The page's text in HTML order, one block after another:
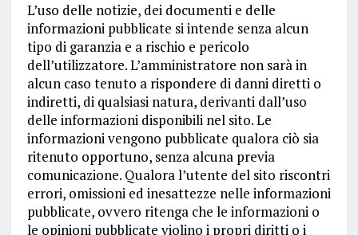
L’uso delle notizie, dei documenti e delle
informazioni pubblicate si intende senza alcun
tipo di garanzia e a rischio e pericolo
dell’utilizzatore. L’amministratore non sarà in
alcun caso tenuto a rispondere di danni diretti o
indiretti, di qualsiasi natura, derivanti dall’uso
delle informazioni disponibili nel sito. Le
informazioni vengono pubblicate qualora ciò sia
ritenuto opportuno, senza alcuna previa
comunicazione. Qualora l’utente del sito riscontri
errori, omissioni ed inesattezze nelle informazioni
pubblicate, ovvero ritenga che le informazioni o
le opinioni pubblicate violino i propri diritti o i